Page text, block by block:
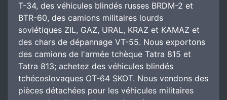
T-34, des véhicules blindés russes BRDM-2 et
BTR-60, des camions militaires lourds
soviétiques ZIL, GAZ, URAL, KRAZ et KAMAZ et
des chars de dépannage VT-55. Nous exportons
des camions de l'armée tchèque Tatra 815 et
Tatra 813; achetez des véhicules blindés
tchécoslovaques OT-64 SKOT. Nous vendons des
pièces détachées pour les véhicules militaires